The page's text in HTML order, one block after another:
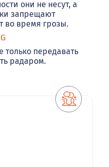
они не несут, а
запрещают
во время грозы.
только передавать
радаром.